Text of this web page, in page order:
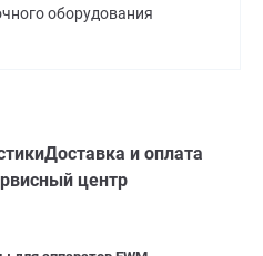
оборудования
Доставка и оплата
центр